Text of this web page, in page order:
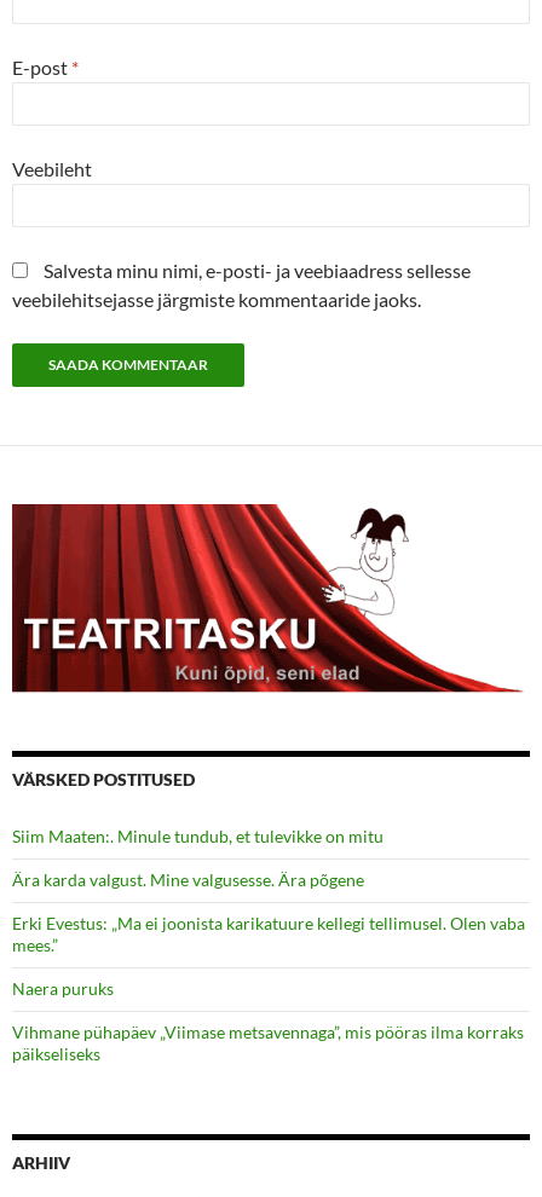
E-post *
Veebileht
Salvesta minu nimi, e-posti- ja veebiaadress sellesse
veebilehitsejasse järgmiste kommentaaride jaoks.
VÄRSKED POSTITUSED
Siim Maaten:. Minule tundub, et tulevikke on mitu
Ära karda valgust. Mine valgusesse. Ära põgene
Erki Evestus: „Ma ei joonista karikatuure kellegi tellimusel. Olen vaba
mees.”
Naera puruks
Vihmane pühapäev „Viimase metsavennaga”, mis pööras ilma korraks
päikseliseks
ARHIIV